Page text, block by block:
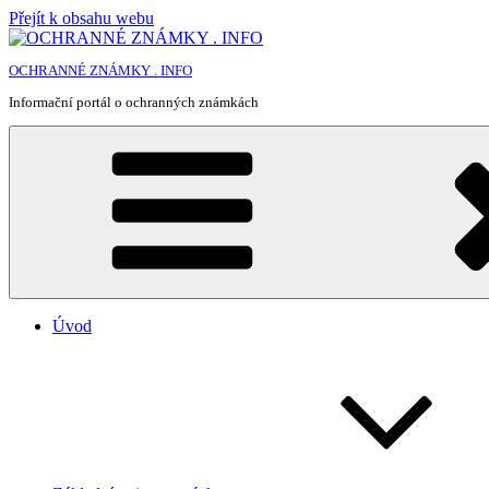
Přejít k obsahu webu
OCHRANNÉ ZNÁMKY . INFO
Informační portál o ochranných známkách
Úvod